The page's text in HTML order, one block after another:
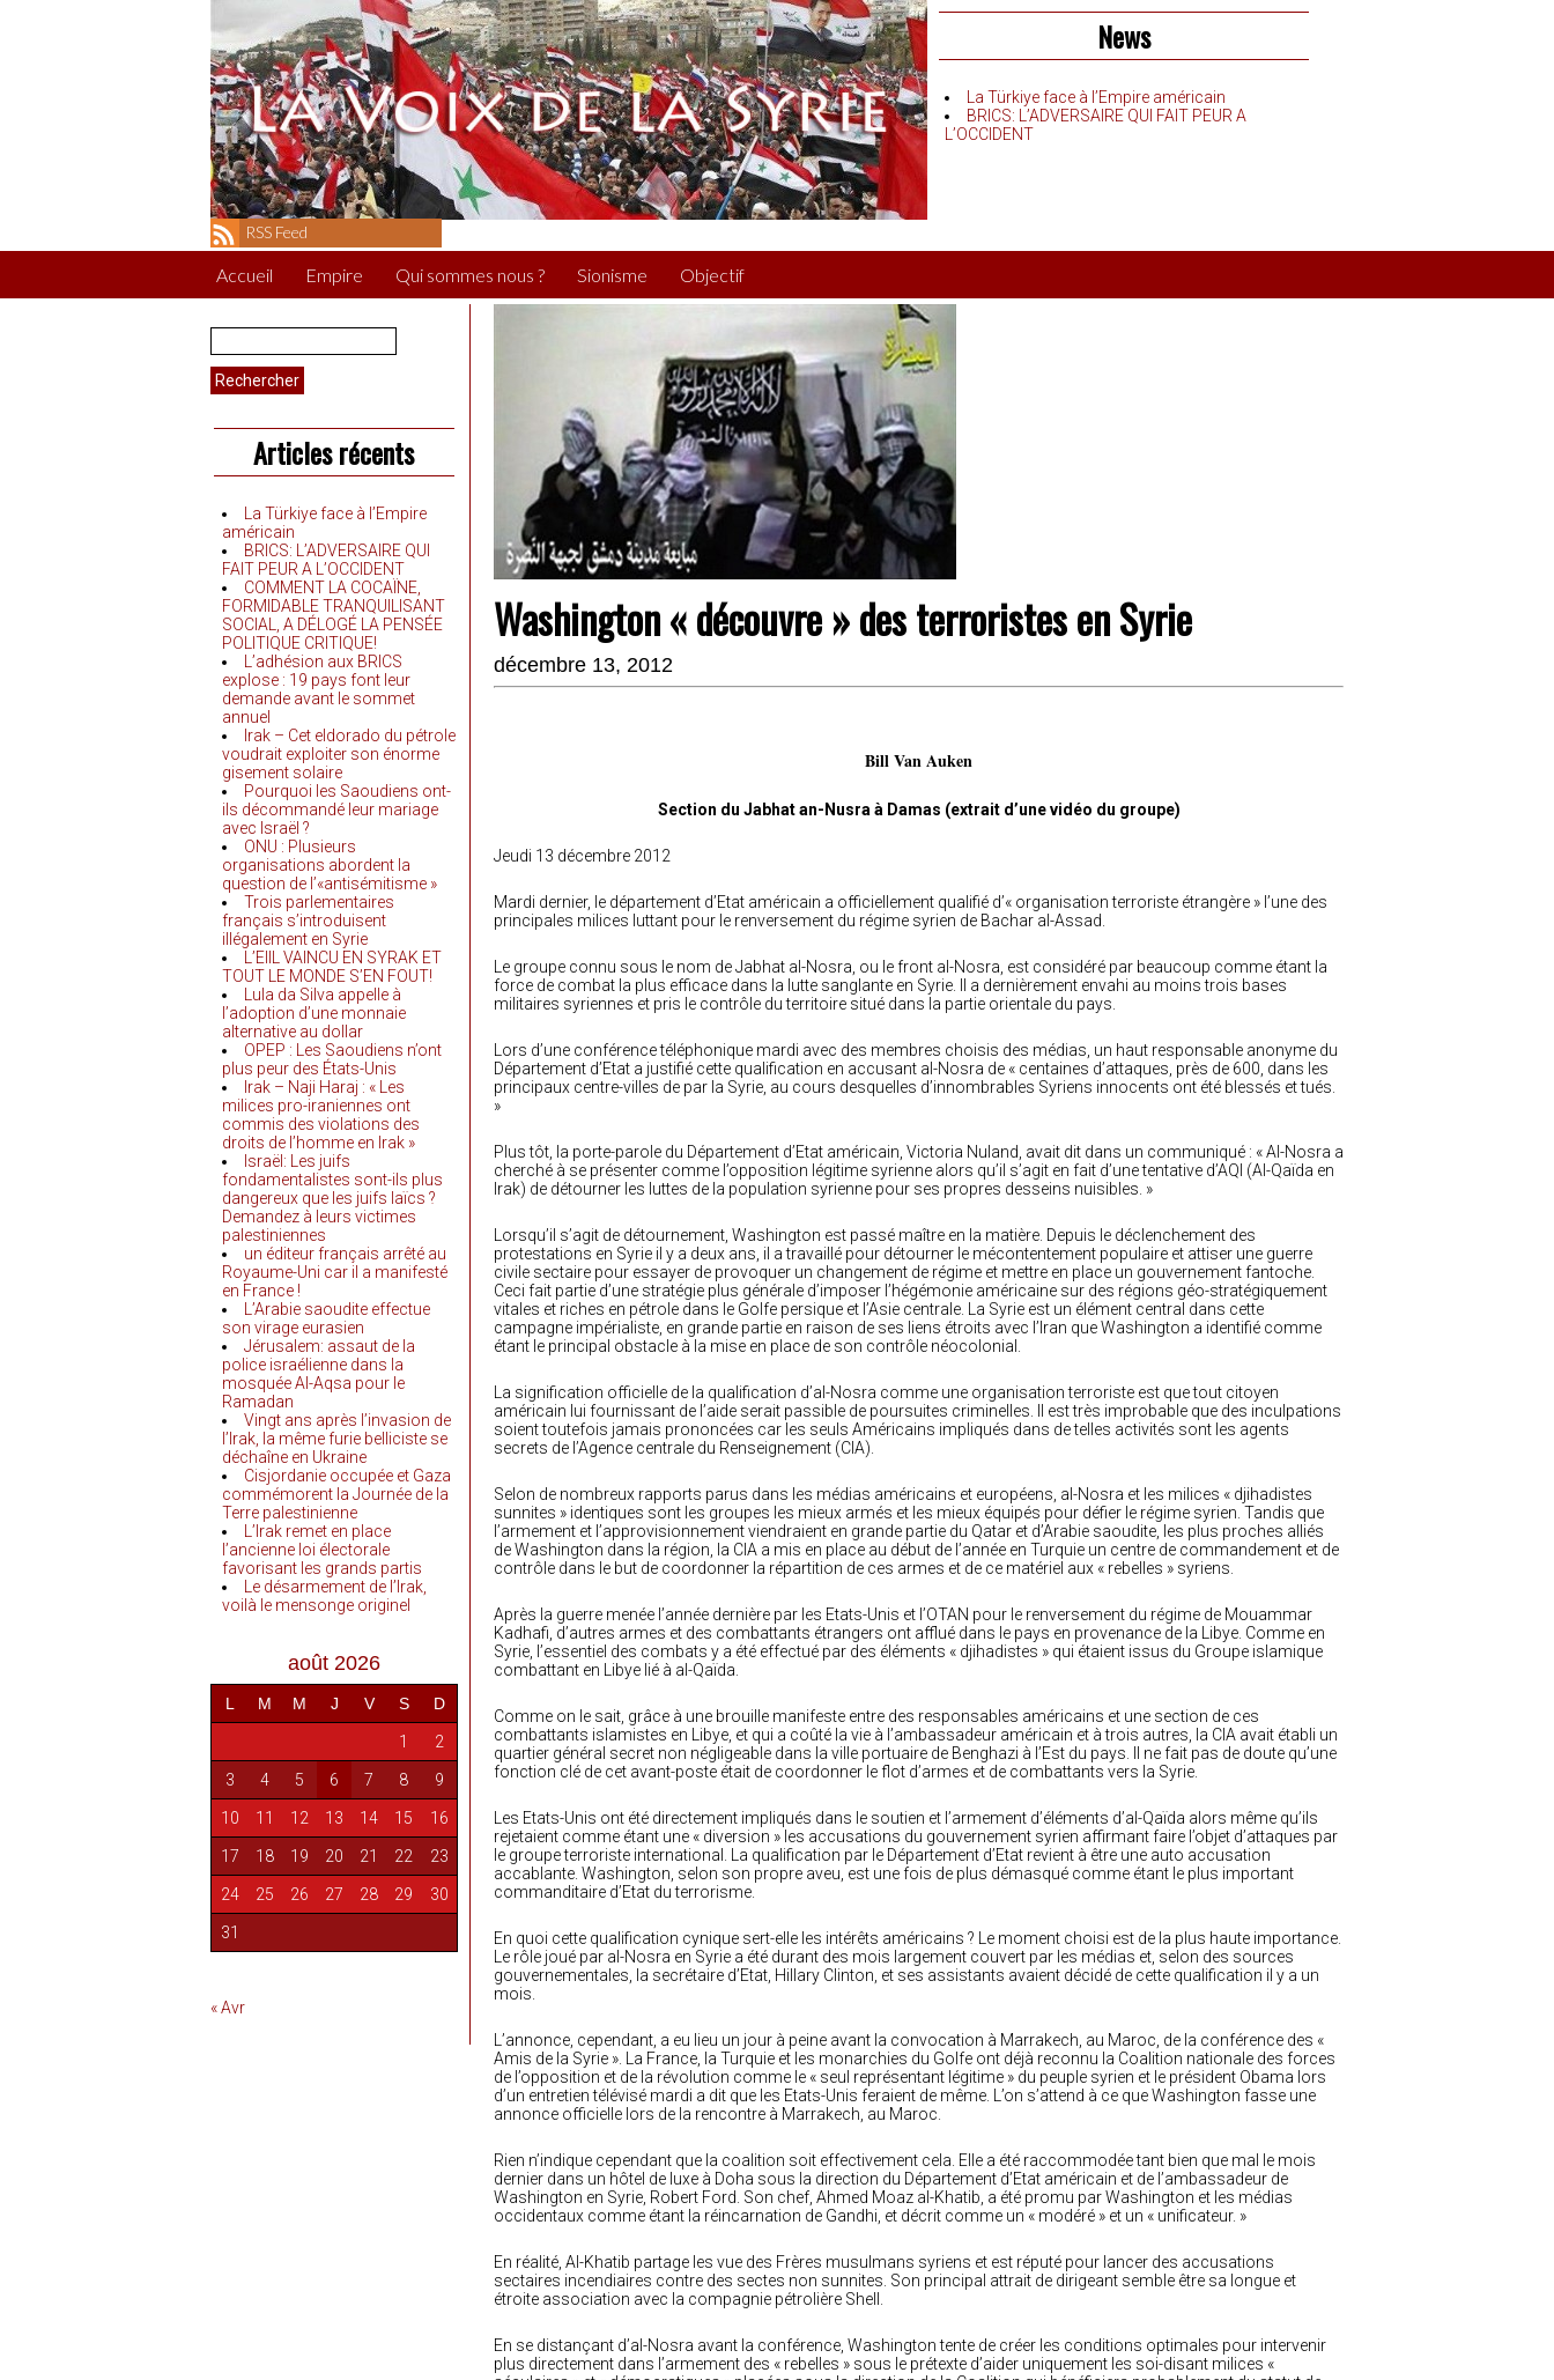
News
La Türkiye face à l’Empire américain
BRICS: L’ADVERSAIRE QUI FAIT PEUR A
L’OCCIDENT
RSS Feed
Accueil Empire Qui sommes nous ? Sionisme Objectif
Rechercher :
Articles récents
La Türkiye face à l’Empire
américain
BRICS: L’ADVERSAIRE QUI
FAIT PEUR A L’OCCIDENT
COMMENT LA COCAÏNE,
FORMIDABLE TRANQUILISANT
SOCIAL, A DÉLOGÉ LA PENSÉE
POLITIQUE CRITIQUE!
L’adhésion aux BRICS
explose : 19 pays font leur
demande avant le sommet
annuel
Irak – Cet eldorado du pétrole
voudrait exploiter son énorme
gisement solaire
Pourquoi les Saoudiens ont-
ils décommandé leur mariage
avec Israël ?
ONU : Plusieurs
organisations abordent la
question de l’«antisémitisme »
Trois parlementaires
français s’introduisent
illégalement en Syrie
L’EIIL VAINCU EN SYRAK ET
TOUT LE MONDE S’EN FOUT!
Lula da Silva appelle à
l’adoption d’une monnaie
alternative au dollar
OPEP : Les Saoudiens n’ont
plus peur des États-Unis
Irak – Naji Haraj : « Les
milices pro-iraniennes ont
commis des violations des
droits de l’homme en Irak »
Israël: Les juifs
fondamentalistes sont-ils plus
dangereux que les juifs laïcs ?
Demandez à leurs victimes
palestiniennes
un éditeur français arrêté au
Royaume-Uni car il a manifesté
en France !
L’Arabie saoudite effectue
son virage eurasien
Jérusalem: assaut de la
police israélienne dans la
mosquée Al-Aqsa pour le
Ramadan
Vingt ans après l’invasion de
l’Irak, la même furie belliciste se
déchaîne en Ukraine
Cisjordanie occupée et Gaza
commémorent la Journée de la
Terre palestinienne
L’Irak remet en place
l’ancienne loi électorale
favorisant les grands partis
Le désarmement de l’Irak,
voilà le mensonge originel
août 2026
L M M J V S D
1 2
3 4 5 6 7 8 9
10 11 12 13 14 15 16
17 18 19 20 21 22 23
24 25 26 27 28 29 30
31
« Avr
Washington « découvre » des terroristes en Syrie
décembre 13, 2012
Bill Van Auken
Section du Jabhat an-Nusra à Damas (extrait d’une vidéo du groupe)
Jeudi 13 décembre 2012
Mardi dernier, le département d’Etat américain a officiellement qualifié d’« organisation terroriste étrangère » l’une des
principales milices luttant pour le renversement du régime syrien de Bachar al-Assad.
Le groupe connu sous le nom de Jabhat al-Nosra, ou le front al-Nosra, est considéré par beaucoup comme étant la
force de combat la plus efficace dans la lutte sanglante en Syrie. Il a dernièrement envahi au moins trois bases
militaires syriennes et pris le contrôle du territoire situé dans la partie orientale du pays.
Lors d’une conférence téléphonique mardi avec des membres choisis des médias, un haut responsable anonyme du
Département d’Etat a justifié cette qualification en accusant al-Nosra de « centaines d’attaques, près de 600, dans les
principaux centre-villes de par la Syrie, au cours desquelles d’innombrables Syriens innocents ont été blessés et tués.
»
Plus tôt, la porte-parole du Département d’Etat américain, Victoria Nuland, avait dit dans un communiqué : « Al-Nosra a
cherché à se présenter comme l’opposition légitime syrienne alors qu’il s’agit en fait d’une tentative d’AQI (Al-Qaïda en
Irak) de détourner les luttes de la population syrienne pour ses propres desseins nuisibles. »
Lorsqu’il s’agit de détournement, Washington est passé maître en la matière. Depuis le déclenchement des
protestations en Syrie il y a deux ans, il a travaillé pour détourner le mécontentement populaire et attiser une guerre
civile sectaire pour essayer de provoquer un changement de régime et mettre en place un gouvernement fantoche.
Ceci fait partie d’une stratégie plus générale d’imposer l’hégémonie américaine sur des régions géo-stratégiquement
vitales et riches en pétrole dans le Golfe persique et l’Asie centrale. La Syrie est un élément central dans cette
campagne impérialiste, en grande partie en raison de ses liens étroits avec l’Iran que Washington a identifié comme
étant le principal obstacle à la mise en place de son contrôle néocolonial.
La signification officielle de la qualification d’al-Nosra comme une organisation terroriste est que tout citoyen
américain lui fournissant de l’aide serait passible de poursuites criminelles. Il est très improbable que des inculpations
soient toutefois jamais prononcées car les seuls Américains impliqués dans de telles activités sont les agents
secrets de l’Agence centrale du Renseignement (CIA).
Selon de nombreux rapports parus dans les médias américains et européens, al-Nosra et les milices « djihadistes
sunnites » identiques sont les groupes les mieux armés et les mieux équipés pour défier le régime syrien. Tandis que
l’armement et l’approvisionnement viendraient en grande partie du Qatar et d’Arabie saoudite, les plus proches alliés
de Washington dans la région, la CIA a mis en place au début de l’année en Turquie un centre de commandement et de
contrôle dans le but de coordonner la répartition de ces armes et de ce matériel aux « rebelles » syriens.
Après la guerre menée l’année dernière par les Etats-Unis et l’OTAN pour le renversement du régime de Mouammar
Kadhafi, d’autres armes et des combattants étrangers ont afflué dans le pays en provenance de la Libye. Comme en
Syrie, l’essentiel des combats y a été effectué par des éléments « djihadistes » qui étaient issus du Groupe islamique
combattant en Libye lié à al-Qaïda.
Comme on le sait, grâce à une brouille manifeste entre des responsables américains et une section de ces
combattants islamistes en Libye, et qui a coûté la vie à l’ambassadeur américain et à trois autres, la CIA avait établi un
quartier général secret non négligeable dans la ville portuaire de Benghazi à l’Est du pays. Il ne fait pas de doute qu’une
fonction clé de cet avant-poste était de coordonner le flot d’armes et de combattants vers la Syrie.
Les Etats-Unis ont été directement impliqués dans le soutien et l’armement d’éléments d’al-Qaïda alors même qu’ils
rejetaient comme étant une « diversion » les accusations du gouvernement syrien affirmant faire l’objet d’attaques par
le groupe terroriste international. La qualification par le Département d’Etat revient à être une auto accusation
accablante. Washington, selon son propre aveu, est une fois de plus démasqué comme étant le plus important
commanditaire d’Etat du terrorisme.
En quoi cette qualification cynique sert-elle les intérêts américains ? Le moment choisi est de la plus haute importance.
Le rôle joué par al-Nosra en Syrie a été durant des mois largement couvert par les médias et, selon des sources
gouvernementales, la secrétaire d’Etat, Hillary Clinton, et ses assistants avaient décidé de cette qualification il y a un
mois.
L’annonce, cependant, a eu lieu un jour à peine avant la convocation à Marrakech, au Maroc, de la conférence des «
Amis de la Syrie ». La France, la Turquie et les monarchies du Golfe ont déjà reconnu la Coalition nationale des forces
de l’opposition et de la révolution comme le « seul représentant légitime » du peuple syrien et le président Obama lors
d’un entretien télévisé mardi a dit que les Etats-Unis feraient de même. L’on s’attend à ce que Washington fasse une
annonce officielle lors de la rencontre à Marrakech, au Maroc.
Rien n’indique cependant que la coalition soit effectivement cela. Elle a été raccommodée tant bien que mal le mois
dernier dans un hôtel de luxe à Doha sous la direction du Département d’Etat américain et de l’ambassadeur de
Washington en Syrie, Robert Ford. Son chef, Ahmed Moaz al-Khatib, a été promu par Washington et les médias
occidentaux comme étant la réincarnation de Gandhi, et décrit comme un « modéré » et un « unificateur. »
En réalité, Al-Khatib partage les vue des Frères musulmans syriens et est réputé pour lancer des accusations
sectaires incendiaires contre des sectes non sunnites. Son principal attrait de dirigeant semble être sa longue et
étroite association avec la compagnie pétrolière Shell.
En se distançant d’al-Nosra avant la conférence, Washington tente de créer les conditions optimales pour intervenir
plus directement dans l’armement des « rebelles » sous le prétexte d’aider uniquement les soi-disant milices «